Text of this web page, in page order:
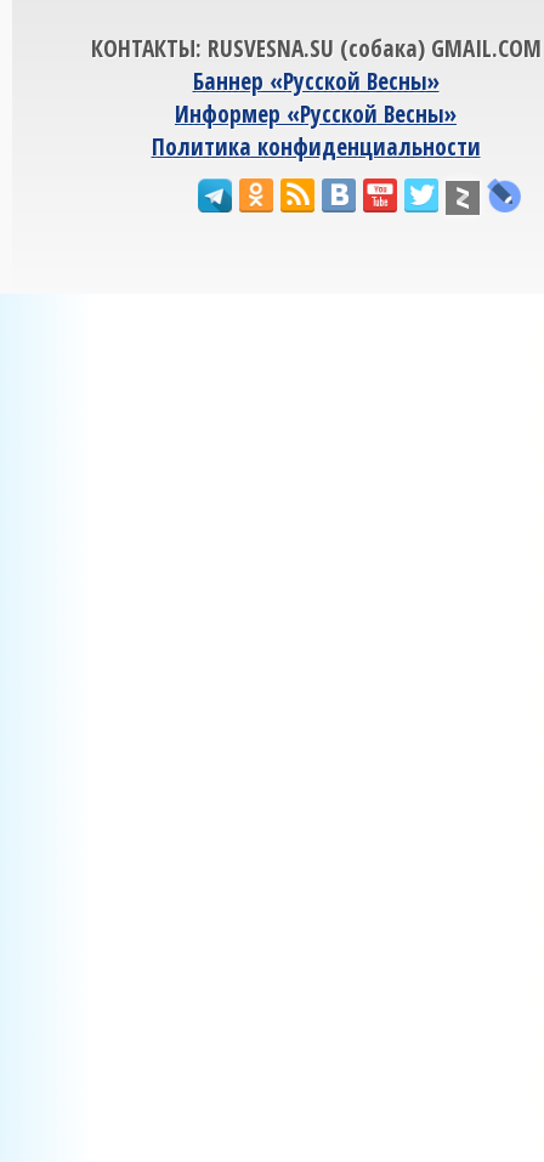
КОНТАКТЫ: RUSVESNA.SU (собака) GMAIL.COM
Баннер «Русской Весны»
Информер «Русской Весны»
Политика конфиденциальности